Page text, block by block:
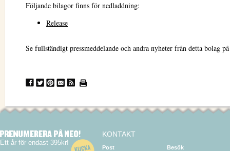
Följande bilagor finns för nedladdning:
Release
Se fullständigt pressmeddelande och andra nyheter från detta bolag
Ett år för endast 395kr!
KONTAKT
Post
Besök